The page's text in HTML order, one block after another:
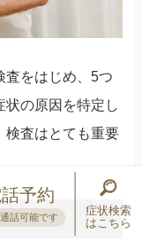
査をはじめ、5つ
の原因を特定し
検査はとても重要
…
予約
話可能です
症状検索
はこちら